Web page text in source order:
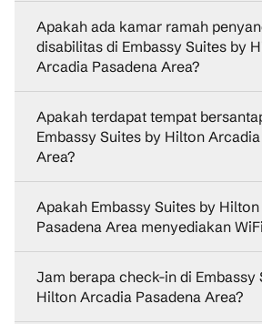
Apakah ada kamar ramah
disabilitas di Embassy Suites by
Arcadia Pasadena Area?
Apakah terdapat tempat
Embassy Suites by Hilton
Area?
Apakah Embassy Suites by
Pasadena Area menyediakan
Jam berapa check-in di Embassy
Hilton Arcadia Pasadena Area?